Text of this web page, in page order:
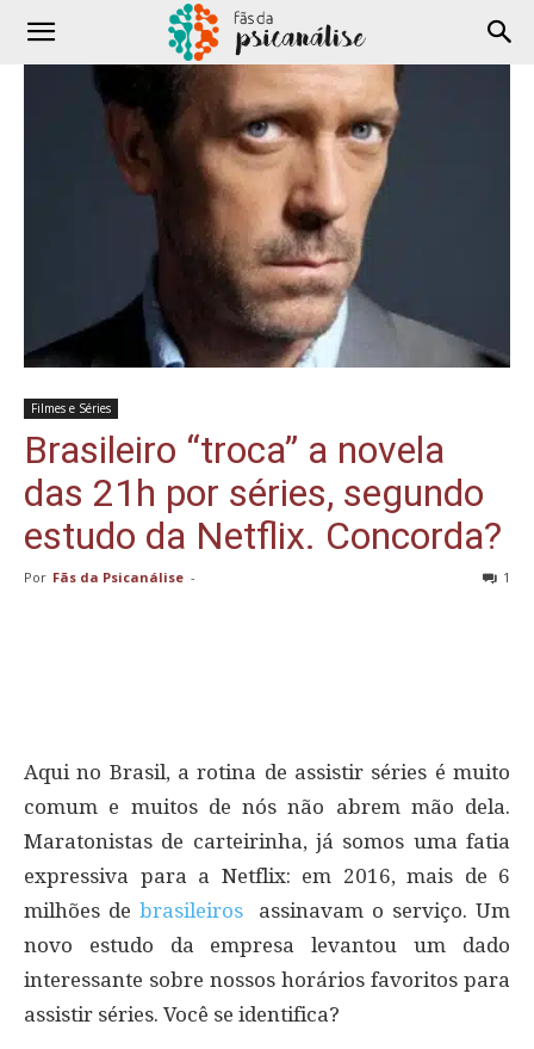
Filmes e Séries
Brasileiro “troca” a novela
das 21h por séries, segundo
estudo da Netflix. Concorda?
Por Fãs da Psicanálise - 1
Aqui no Brasil, a rotina de assistir séries é muito
comum e muitos de nós não abrem mão dela.
Maratonistas de carteirinha, já somos uma fatia
expressiva para a Netflix: em 2016, mais de 6
milhões de brasileirosassinavam o serviço. Um
novo estudo da empresa levantou um dado
interessante sobre nossos horários favoritos para
assistir séries. Você se identifica?